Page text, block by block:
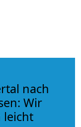
nach
Wir
leicht